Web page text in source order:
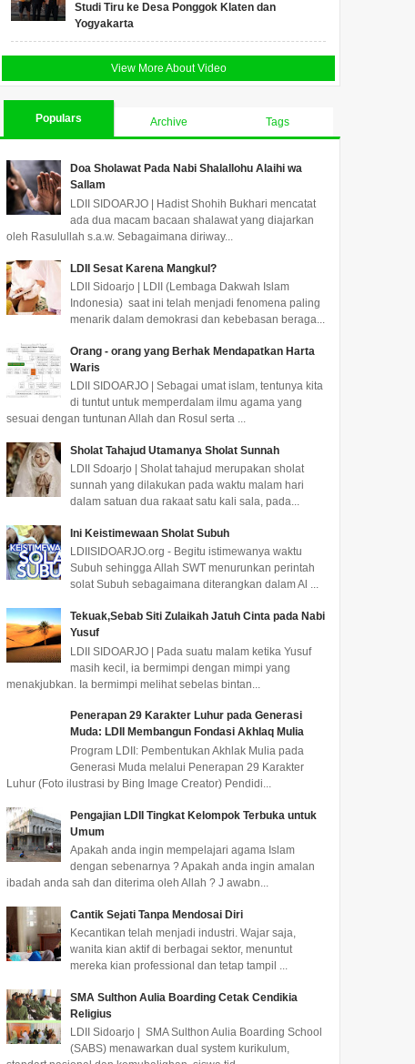
Audiensi dengan
Kapolsek Baru Perkuat
Sinergi Kamtibmas
Pengurus PC LDII Kecamatan
Senkom Mitra Polri melakukan
audiensi dan silaturahmi...
Majalah Nuansa Persada
ke Instansi Pemerintah di
Timika
Pengurus PAC LDII Kelurahan
Majalah Nuansa Persada edisi
Studi Tiru ke Desa Ponggok Klaten dan
Yogyakarta
View More About Video
Populars Archive Tags
Doa Sholawat Pada Nabi Shalallohu Alaihi wa
Sallam
LDII SIDOARJO | Hadist Shohih Bukhari mencatat
ada dua macam bacaan shalawat yang diajarkan
oleh Rasulullah s.a.w. Sebagaimana diriway...
LDII Sesat Karena Mangkul?
LDII Sidoarjo | LDII (Lembaga Dakwah Islam
Indonesia) saat ini telah menjadi fenomena paling
menarik dalam demokrasi dan kebebasan beraga...
Orang - orang yang Berhak Mendapatkan Harta
Waris
LDII SIDOARJO | Sebagai umat islam, tentunya kita
di tuntut untuk memperdalam ilmu agama yang
sesuai dengan tuntunan Allah dan Rosul serta ...
Sholat Tahajud Utamanya Sholat Sunnah
LDII Sdoarjo | Sholat tahajud merupakan sholat
sunnah yang dilakukan pada waktu malam hari
dalam satuan dua rakaat satu kali sala, pada...
Ini Keistimewaan Sholat Subuh
LDIISIDOARJO.org - Begitu istimewanya waktu
Subuh sehingga Allah SWT menurunkan perintah
solat Subuh sebagaimana diterangkan dalam Al ...
Tekuak,Sebab Siti Zulaikah Jatuh Cinta pada Nabi
Yusuf
LDII SIDOARJO | Pada suatu malam ketika Yusuf
masih kecil, ia bermimpi dengan mimpi yang
menakjubkan. Ia bermimpi melihat sebelas bintan...
Penerapan 29 Karakter Luhur pada Generasi
Muda: LDII Membangun Fondasi Akhlaq Mulia
Program LDII: Pembentukan Akhlak Mulia pada
Generasi Muda melalui Penerapan 29 Karakter
Luhur (Foto ilustrasi by Bing Image Creator) Pendidi...
Pengajian LDII Tingkat Kelompok Terbuka untuk
Umum
Apakah anda ingin mempelajari agama Islam
dengan sebenarnya ? Apakah anda ingin amalan
ibadah anda sah dan diterima oleh Allah ? J awabn...
Cantik Sejati Tanpa Mendosai Diri
Kecantikan telah menjadi industri. Wajar saja,
wanita kian aktif di berbagai sektor, menuntut
mereka kian professional dan tetap tampil ...
SMA Sulthon Aulia Boarding Cetak Cendikia
Religius
LDII Sidoarjo | SMA Sulthon Aulia Boarding School
(SABS) menawarkan dual system kurikulum,